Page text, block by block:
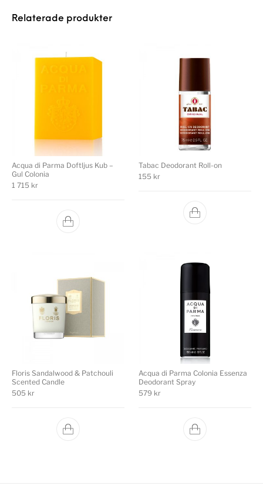
Relaterade produkter
Acqua di Parma Doftljus Kub –
Gul Colonia
1 715 kr
Tabac Deodorant Roll-on
155 kr
Floris Sandalwood & Patchouli
Scented Candle
505 kr
Acqua di Parma Colonia Essenza
Deodorant Spray
579 kr